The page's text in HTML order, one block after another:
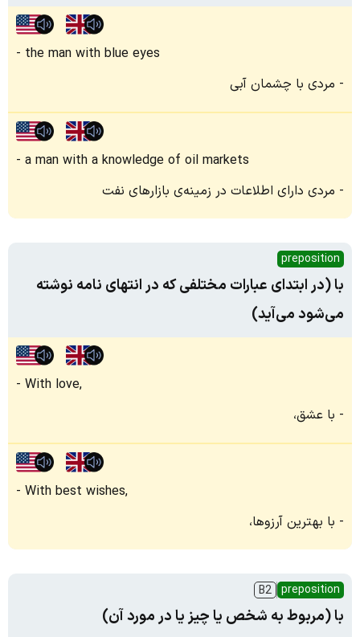
the man with blue eyes
مردی با چشمان آبی
a man with a knowledge of oil markets
مردی دارای اطلاعات در زمینه‌ی بازارهای نفت
preposition
با (در ابتدای عبارات مختلفی که در انتهای نامه نوشته
می‌شود می‌آید)
With love,
با عشق،
With best wishes,
با بهترین آرزوها،
preposition
B2
با (مربوط به شخص یا چیز یا در مورد آن)